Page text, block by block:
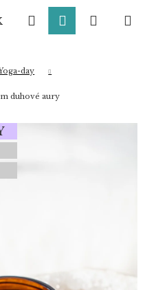
HledatPřihlášení
day
duhové aury
najít?